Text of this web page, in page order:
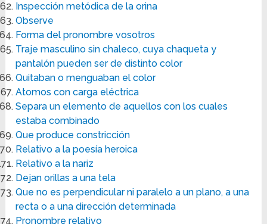
Inspección metódica de la orina
Observe
Forma del pronombre vosotros
Traje masculino sin chaleco, cuya chaqueta y
pantalón pueden ser de distinto color
Quitaban o menguaban el color
Atomos con carga eléctrica
Separa un elemento de aquellos con los cuales
estaba combinado
Que produce constricción
Relativo a la poesía heroica
Relativo a la nariz
Dejan orillas a una tela
Que no es perpendicular ni paralelo a un plano, a una
recta o a una dirección determinada
Pronombre relativo